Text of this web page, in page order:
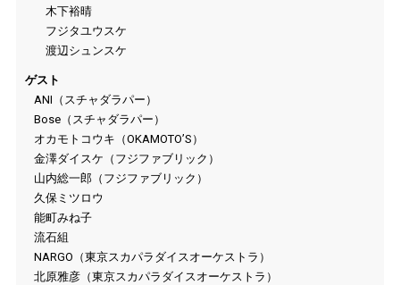
木下裕晴
フジタユウスケ
渡辺シュンスケ
ゲスト
ANI（スチャダラパー）
Bose（スチャダラパー）
オカモトコウキ（OKAMOTO’S）
金澤ダイスケ（フジファブリック）
山内総一郎（フジファブリック）
久保ミツロウ
能町みね子
流石組
NARGO（東京スカパラダイスオーケストラ）
北原雅彦（東京スカパラダイスオーケストラ）